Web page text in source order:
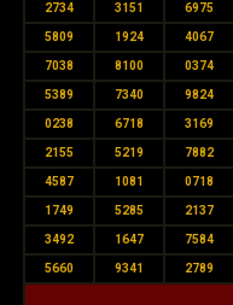
2734 3151 6975
5809 1924 4067
7038 8100 0374
5389 7340 9824
0238 6718 3169
2155 5219 7882
4587 1081 0718
1749 5285 2137
3492 1647 7584
5660 9341 2789